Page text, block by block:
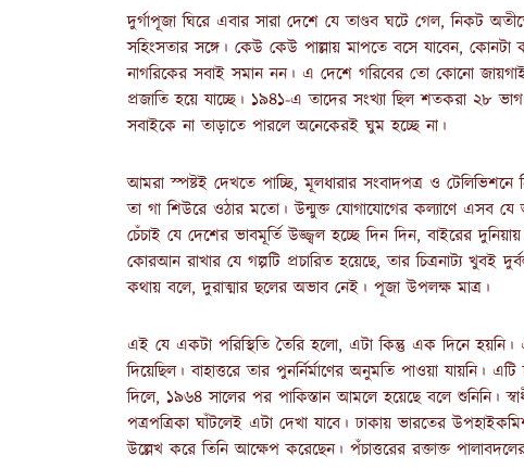
দুর্গাপূজা ঘিরে এবার সারা দেশে যে তাণ্ডব ঘটে গেল, নিকট
সহিংসতার সঙ্গে। কেউ কেউ পাল্লায় মাপতে বসে যাবেন,
নাগরিকের সবাই সমান নন। এ দেশে গরিবের তো কোনো জায়গাই
প্রজাতি হয়ে যাচ্ছে। ১৯৪১-এ তাদের সংখ্যা ছিল শতকরা ২৮
সবাইকে না তাড়াতে পারলে অনেকেরই ঘুম হচ্ছে না।
আমরা স্পষ্টই দেখতে পাচ্ছি, মূলধারার সংবাদপত্র ও
তা গা শিউরে ওঠার মতো। উন্মুক্ত যোগাযোগের কল্যাণে এসব
চেঁচাই যে দেশের ভাবমূর্তি উজ্জ্বল হচ্ছে দিন দিন, বাইরের
কোরআন রাখার যে গল্পটি প্রচারিত হয়েছে, তার চিত্রনাট্য খুবই
কথায় বলে, দুরাত্মার ছলের অভাব নেই। পূজা উপলক্ষ মাত্র।
এই যে একটা পরিস্থিতি তৈরি হলো, এটা কিন্তু এক দিনে হয়নি।
দিয়েছিল। বাহাত্তরে তার পুনর্নির্মাণের অনুমতি পাওয়া
দিলে, ১৯৬৪ সালের পর পাকিস্তান আমলে হয়েছে বলে শুনিনি।
পত্রপত্রিকা ঘাঁটলেই এটা দেখা যাবে। ঢাকায় ভারতের
উল্লেখ করে তিনি আক্ষেপ করেছেন। পঁচাত্তরের রক্তাক্ত